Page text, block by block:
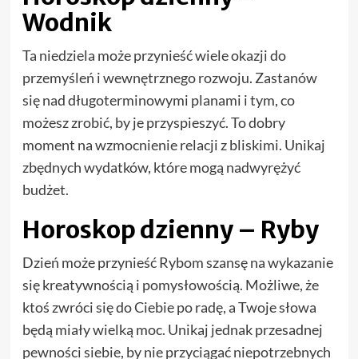
Wodnik
Ta niedziela może przynieść wiele okazji do
przemyśleń i wewnętrznego rozwoju. Zastanów
się nad długoterminowymi planami i tym, co
możesz zrobić, by je przyspieszyć. To dobry
moment na wzmocnienie relacji z bliskimi. Unikaj
zbędnych wydatków, które mogą nadwyrężyć
budżet.
Horoskop dzienny – Ryby
Dzień może przynieść Rybom szansę na wykazanie
się kreatywnością i pomysłowością. Możliwe, że
ktoś zwróci się do Ciebie po radę, a Twoje słowa
będą miały wielką moc. Unikaj jednak przesadnej
pewności siebie, by nie przyciągać niepotrzebnych